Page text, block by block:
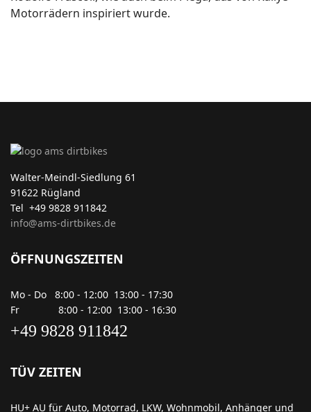
Motorrädern inspiriert wurde.
Walter-Meindl-Siedlung 61
91622 Rügland
Tel +49 9828 911842
info@ams-dirtbikes.de
ÖFFNUNGSZEITEN
Mo - Do 8:00 - 12:00 13:00 - 17:30
Fr 8:00 - 12:00 13:00 - 16:30
+49 9828 911842
TÜV ZEITEN
HU+ AU für Auto, Motorrad, LKW, Wohnmobil, Anhänger und